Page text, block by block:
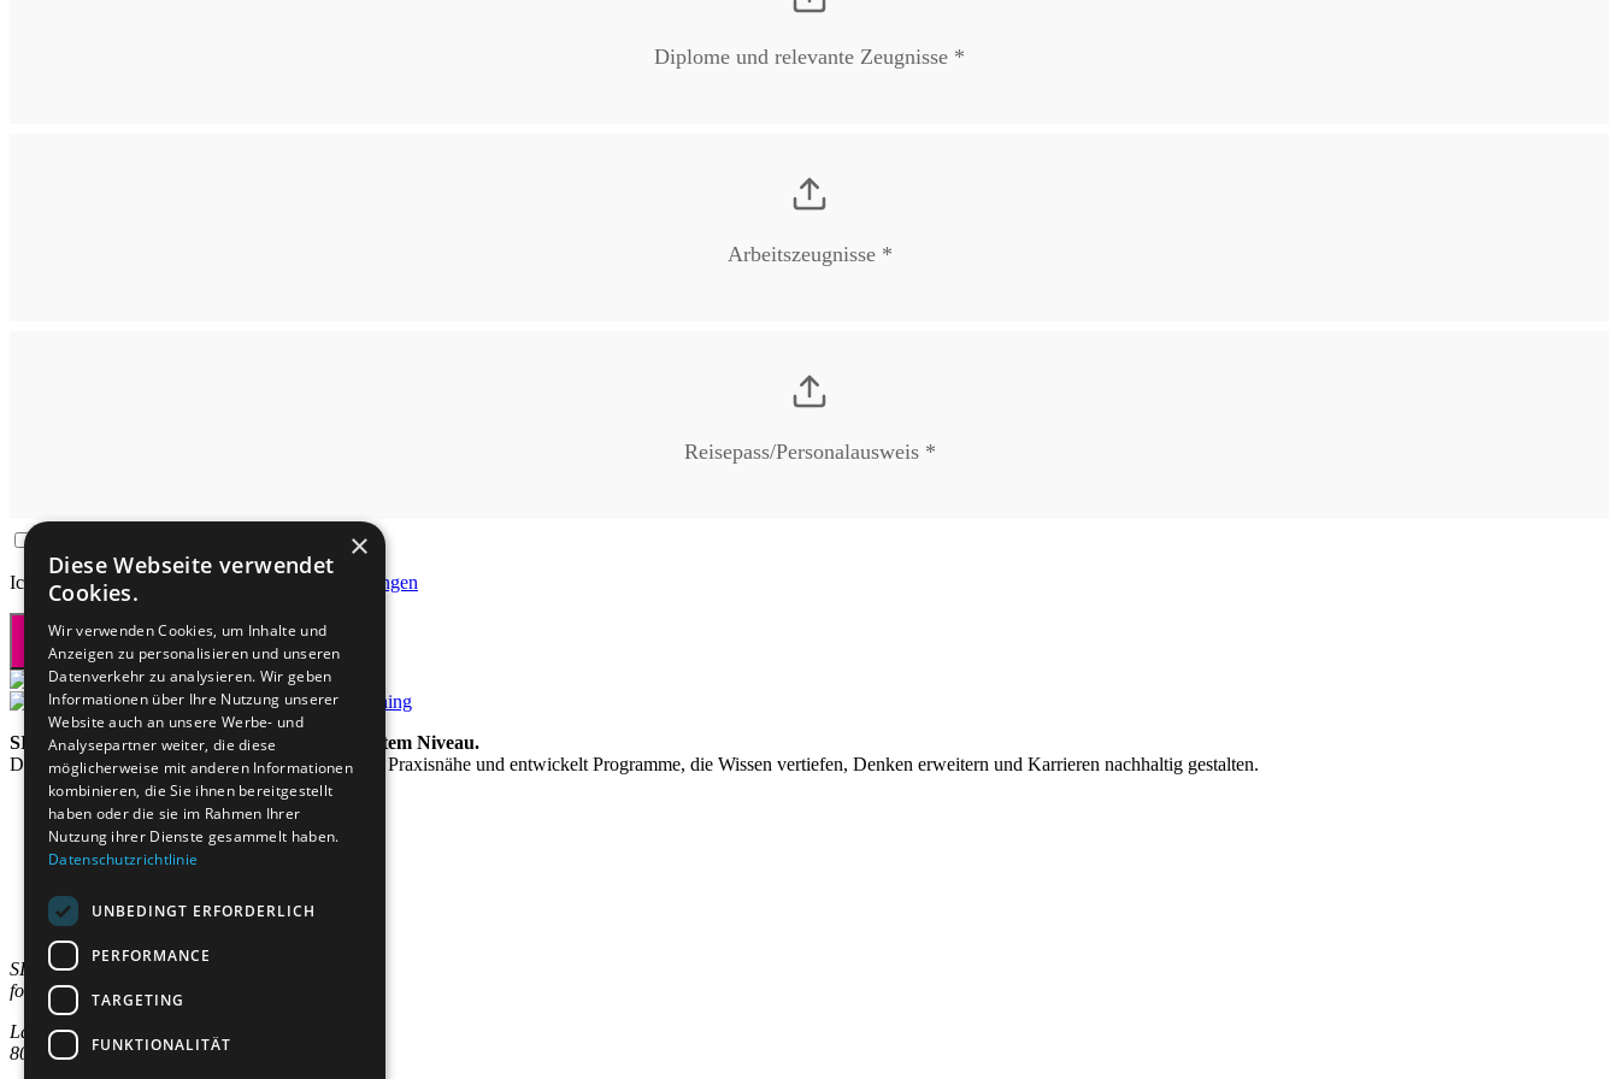
Diplome und relevante Zeugnisse *
Arbeitszeugnisse *
Reisepass/Personalausweis *
Ich akzeptiere die allgemeinen Geschäftsbedingungen
SIAL steht für lebenslanges Lernen auf höchstem Niveau.
Das Institut verbindet akademische Exzellenz mit Praxisnähe und entwickelt Programme, die Wissen vertiefen, Denken erweitern und Karrieren nachhaltig gestalten.
Studienangebote
Für Unternehmen
Institut
SIAL Swiss Institut
for Advanced Learning AG
Lagerstrasse 5
8004 Zürich
×
Diese Webseite verwendet
Cookies.
Wir verwenden Cookies, um Inhalte und
Anzeigen zu personalisieren und unseren
Datenverkehr zu analysieren. Wir geben
Informationen über Ihre Nutzung unserer
Website auch an unsere Werbe- und
Analysepartner weiter, die diese
möglicherweise mit anderen Informationen
kombinieren, die Sie ihnen bereitgestellt
haben oder die sie im Rahmen Ihrer
Nutzung ihrer Dienste gesammelt haben.
Datenschutzrichtlinie
UNBEDINGT ERFORDERLICH
PERFORMANCE
TARGETING
FUNKTIONALITÄT